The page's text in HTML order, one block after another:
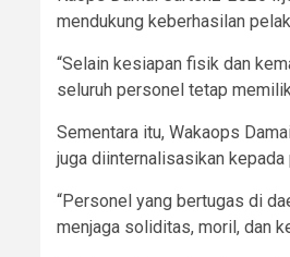
mendukung keberhasilan
“Selain kesiapan fisik dan
seluruh personel tetap
Sementara itu, Wakaops
juga diinternalisasikan
“Personel yang bertugas di
menjaga soliditas, moril, dan